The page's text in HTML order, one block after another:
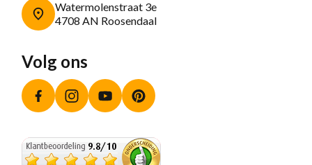
Watermolenstraat 3e
4708 AN Roosendaal
Volg ons
FacebookInstagramYouTube